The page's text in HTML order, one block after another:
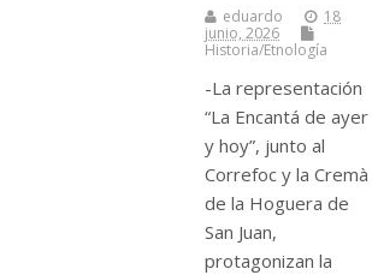
eduardo
18
junio, 2026
Historia/Etnología
-La representación
“La Encantá de ayer
y hoy”, junto al
Correfoc y la Cremà
de la Hoguera de
San Juan,
protagonizan la